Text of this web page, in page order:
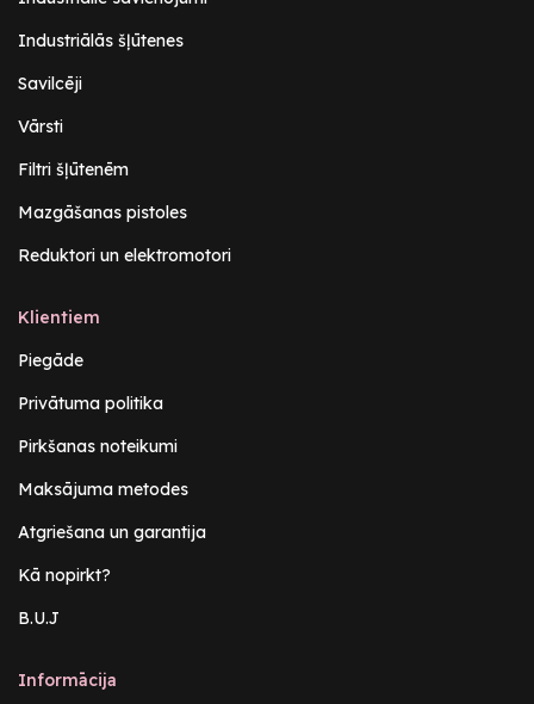
Industriālās šļūtenes
Savilcēji
Vārsti
Filtri šļūtenēm
Mazgāšanas pistoles
Reduktori un elektromotori
Klientiem
Piegāde
Privātuma politika
Pirkšanas noteikumi
Maksājuma metodes
Atgriešana un garantija
Kā nopirkt?
B.U.J
Informācija